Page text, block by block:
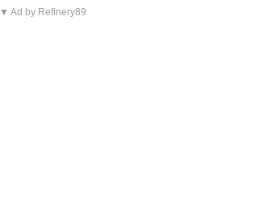
▼ Ad by Refinery89